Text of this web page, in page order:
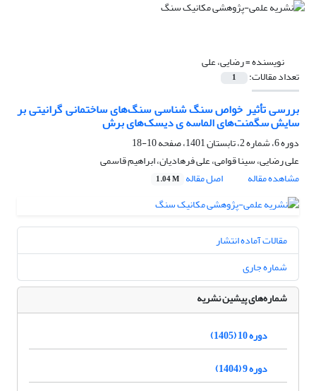
نویسنده =رضایی، علی
تعداد مقالات: 1
بررسی تأثیر خواص سنگ شناسی سنگ‌های ساختمانی گرانیتی بر
سایش سگمنت‌های الماسه ی دیسک‌های برش
دوره 6، شماره 2، تابستان 1401، صفحه
10-18
علی رضایی، سینا قوامی، علی فرهادیان، ابراهیم قاسمی
مشاهده مقاله
اصل مقاله 1.04 M
مقالات آماده انتشار
شماره جاری
شماره‌های پیشین نشریه
دوره 10 (1405)
دوره 9 (1404)